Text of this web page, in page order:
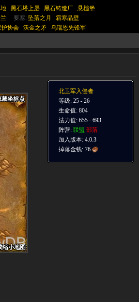
黑石塔上层 黑石铸造厂
悬槌堡
要塞: 坠落之月
霜寒晶壁
护协会 沃金之矛 乌瑞恩先锋军
缩小地图
缩小地图
缩小地图
缩小地图
缩小地图
缩小地图
缩小地图
缩小地图
缩小地图
坐标点
坐标点
坐标点
藏坐标点
藏坐标点
藏坐标点
藏坐标点
藏坐标点
藏坐标点
北卫军入侵者
等级: 25 - 26
生命值: 804
法力值: 655 - 693
阵营: 联盟 部落
加入版本: 4.0.3
掉落金钱: 76